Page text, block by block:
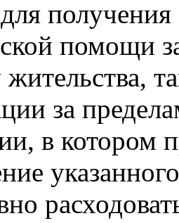
помощи
за
в котором